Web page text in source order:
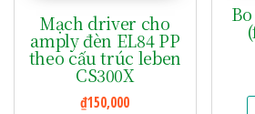
Mạch driver cho
amply đèn EL84 PP
theo cấu trúc leben
CS300X
₫150,000